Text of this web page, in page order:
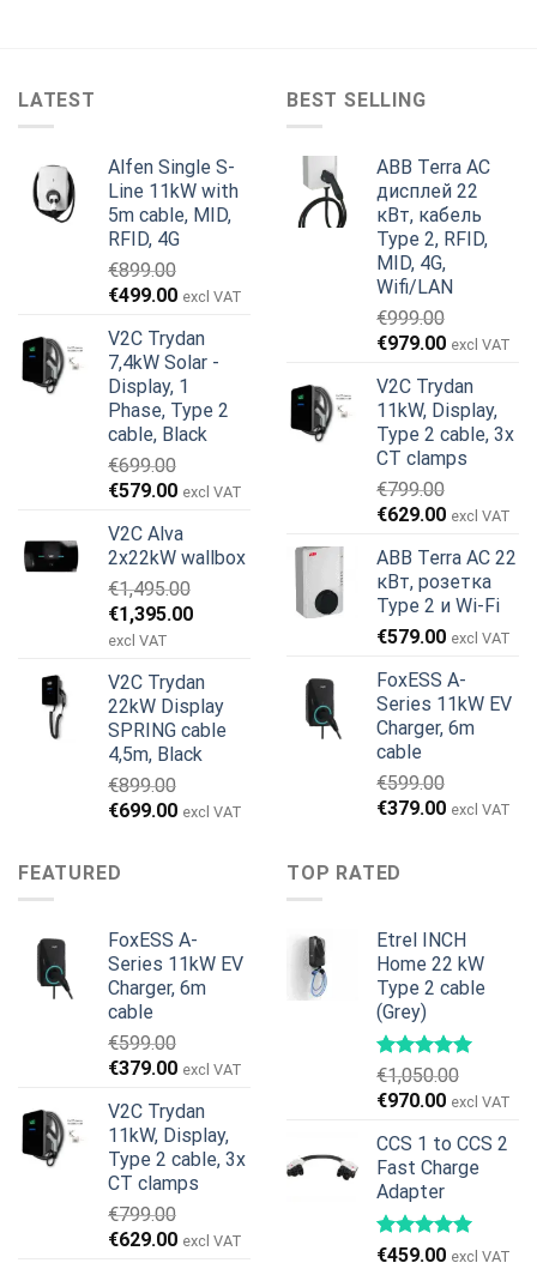
LATEST
Alfen Single S-
Line 11kW with
5m cable, MID,
RFID, 4G
€899.00
Первоначальная
составляла
€899.00.
€499.00Текущая
€499.00.
excl VAT
V2C Trydan
7,4kW Solar -
Display, 1
Phase, Type 2
cable, Black
€699.00
Первоначальная
составляла
€699.00.
€579.00Текущая
€579.00.
excl VAT
V2C Alva
2x22kW wallbox
€1,495.00
Первоначальная
цена
€1,495.00.
€1,395.00Текущая
excl VAT
V2C Trydan
22kW Display
SPRING cable
4,5m, Black
€899.00
Первоначальная
составляла
€899.00.
€699.00Текущая
excl VAT
BEST SELLING
ABB Terra AC
дисплей 22
кВт, кабель
Type 2, RFID,
MID, 4G,
Wifi/LAN
€999.00
Первоначальная
составляла
€999.00.
€979.00Текущая
€979.00.
excl VAT
V2C Trydan
11kW, Display,
Type 2 cable, 3x
CT clamps
€799.00
Первоначальная
составляла
€799.00.
€629.00Текущая
€629.00.
excl VAT
ABB Terra AC 22
кВт, розетка
Type 2 и Wi-Fi
€579.00 excl VAT
FoxESS A-
Series 11kW EV
Charger, 6m
cable
€599.00
Первоначальная
€599.00.
€379.00Текущая
excl VAT
FEATURED
FoxESS A-
Series 11kW EV
Charger, 6m
cable
€599.00
Первоначальная
составляла
€599.00.
€379.00Текущая
€379.00.
excl VAT
V2C Trydan
11kW, Display,
Type 2 cable, 3x
CT clamps
€799.00
Первоначальная
€629.00Текущая
excl VAT
TOP RATED
Etrel INCH
Home 22 kW
Type 2 cable
(Grey)
€1,050.00
Первоначальная
составляла
€1,050.00.
€970.00Текущая
€970.00.
excl VAT
CCS 1 to CCS 2
Fast Charge
Adapter
€459.00 excl VAT